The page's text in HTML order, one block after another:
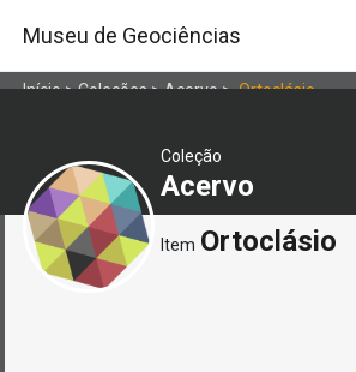
Museu de Geociências
Início>Coleções>Acervo>Ortoclásio
Coleção
Acervo
Item Ortoclásio